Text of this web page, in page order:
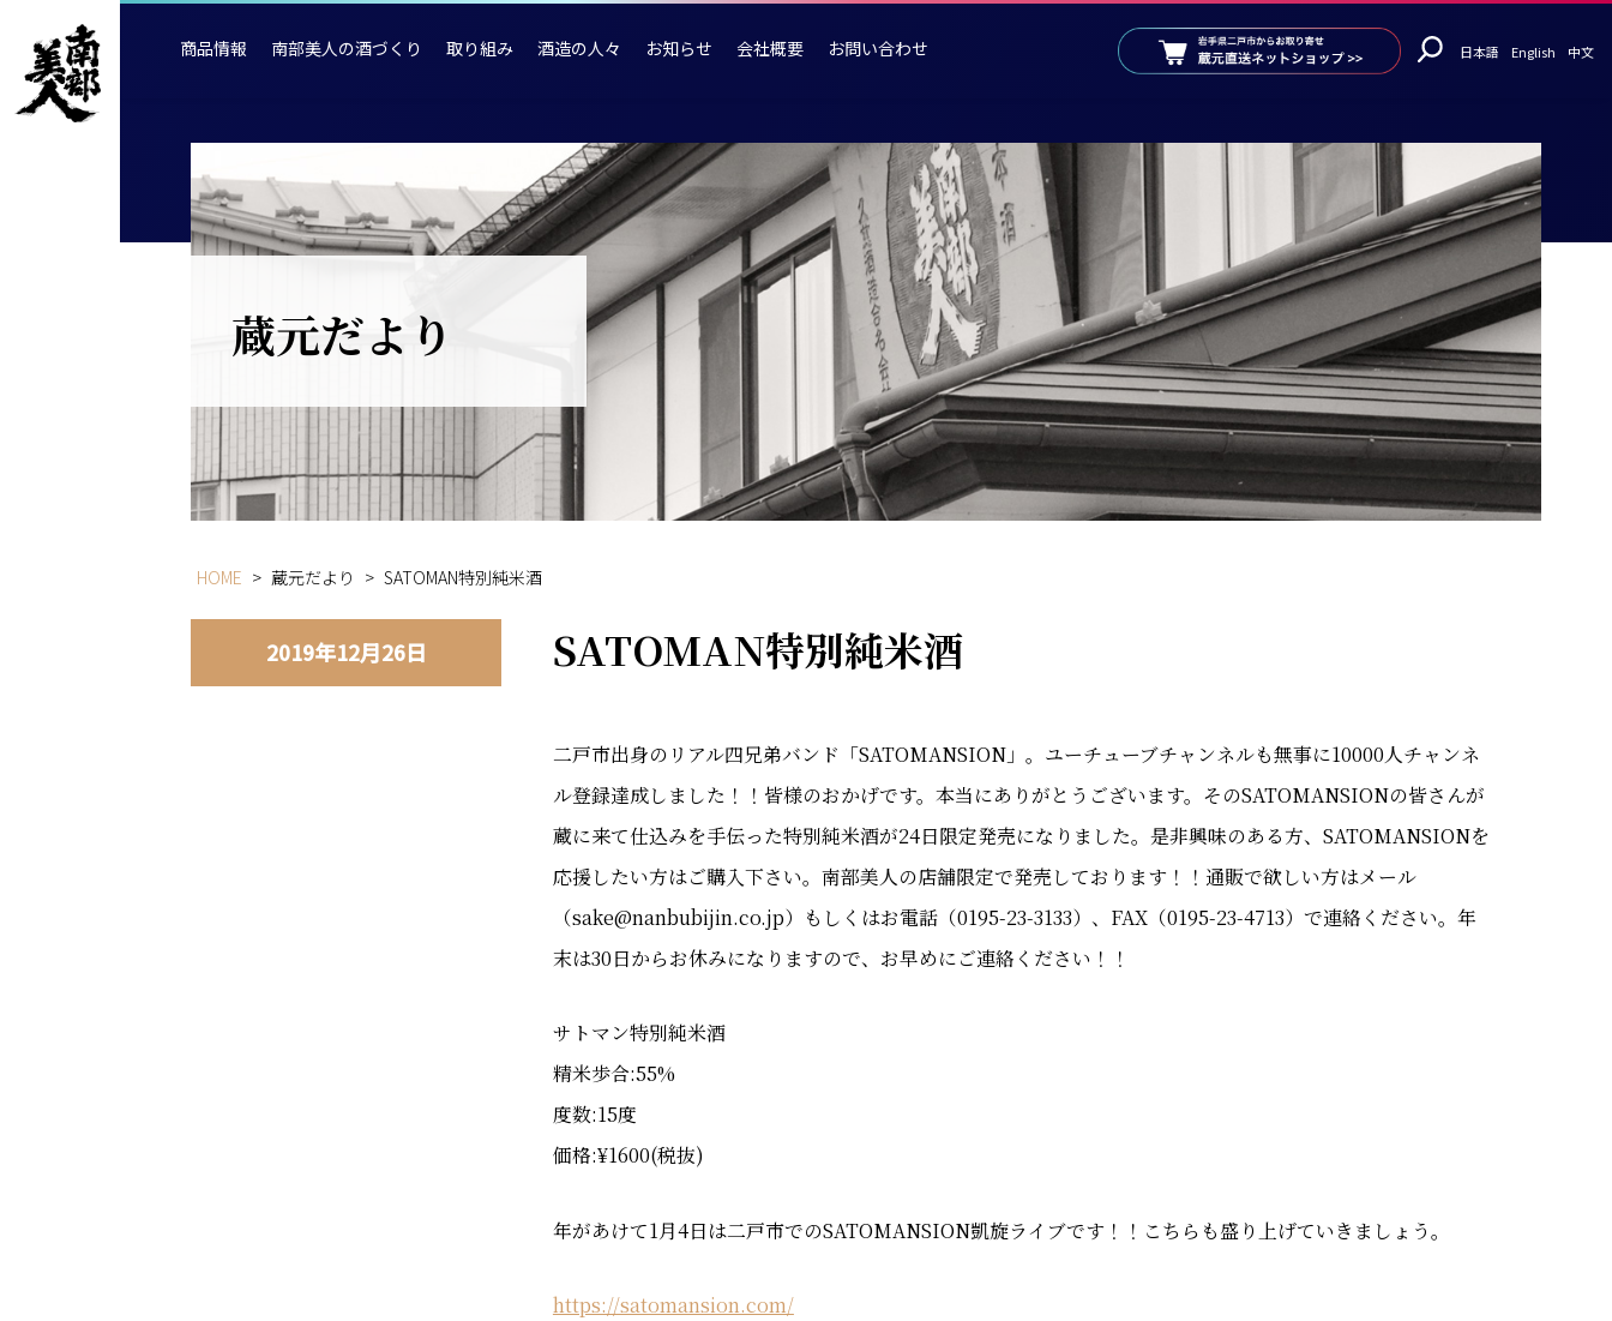
商品情報 南部美人の酒づくり 取り組み 酒造の人々 お知らせ 会社概要 お問い合わせ 日本語 English 中文
蔵元だより
HOME > 蔵元だより > SATOMAN特別純米酒
2019年12月26日 SATOMAN特別純米酒
二戸市出身のリアル四兄弟バンド「SATOMANSION」。ユーチューブチャンネルも無事に10000人チャンネ
ル登録達成しました！！皆様のおかげです。本当にありがとうございます。そのSATOMANSIONの皆さんが
蔵に来て仕込みを手伝った特別純米酒が24日限定発売になりました。是非興味のある方、SATOMANSIONを
応援したい方はご購入下さい。南部美人の店舗限定で発売しております！！通販で欲しい方はメール
（sake@nanbubijin.co.jp）もしくはお電話（0195-23-3133）、FAX（0195-23-4713）で連絡ください。年
末は30日からお休みになりますので、お早めにご連絡ください！！
サトマン特別純米酒
精米歩合:55%
度数:15度
価格:¥1600(税抜)
年があけて1月4日は二戸市でのSATOMANSION凱旋ライブです！！こちらも盛り上げていきましょう。
https://satomansion.com/